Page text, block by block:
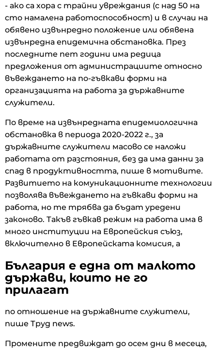
- ако са хора с трайни увреждания (с над 50 на
сто намалена работоспособност) и в случаи на
обявено извънредно положение или обявена
извънредна епидемична обстановка. През
последните пет години има редица
предложения от администрациите относно
въвеждането на по-гъвкави форми на
организацията на работа за държавните
служители.
По време на извънредната епидемиологична
обстановка в периода 2020-2022 г., за
държавните служители масово се наложи
работата от разстояния, без да има данни за
спад в продуктивността, пише в мотивите.
Развитието на комуникационните технологии
позволява въвеждането на гъвкави форми на
работа, но те трябва да бъдат уредени
законово. Такъв гъвкав режим на работа има в
много институции на Европейския съюз,
включително в Европейската комисия, а
България е една от малкото
държави, които не го
прилагат
по отношение на държавните служители,
пише Труд news.
Промените предвиждат до осем дни в месеца,